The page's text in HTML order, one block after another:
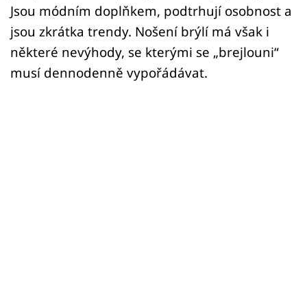
Jsou módním doplňkem, podtrhují osobnost a
jsou zkrátka trendy. Nošení brýlí má však i
některé nevýhody, se kterými se „brejlouni“
musí dennodenně vypořádávat.